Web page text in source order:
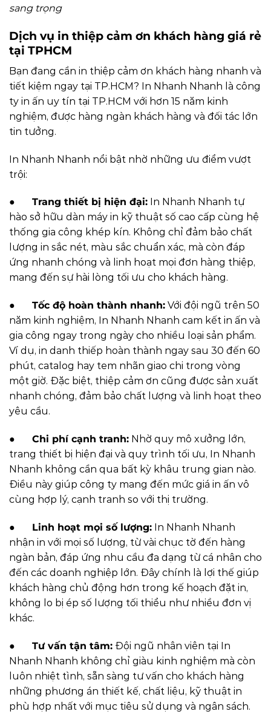
sang trọng
Dịch vụ in thiệp cảm ơn khách hàng giá rẻ
tại TPHCM
Bạn đang cần in thiệp cảm ơn khách hàng nhanh và
tiết kiệm ngay tại TP.HCM? In Nhanh Nhanh là công
ty in ấn uy tín tại TP.HCM với hơn 15 năm kinh
nghiệm, được hàng ngàn khách hàng và đối tác lớn
tin tưởng.
In Nhanh Nhanh nổi bật nhờ những ưu điểm vượt
trội:
● Trang thiết bị hiện đại: In Nhanh Nhanh tự
hào sở hữu dàn máy in kỹ thuật số cao cấp cùng hệ
thống gia công khép kín. Không chỉ đảm bảo chất
lượng in sắc nét, màu sắc chuẩn xác, mà còn đáp
ứng nhanh chóng và linh hoạt mọi đơn hàng thiệp,
mang đến sự hài lòng tối ưu cho khách hàng.
● Tốc độ hoàn thành nhanh: Với đội ngũ trên 50
năm kinh nghiệm, In Nhanh Nhanh cam kết in ấn và
gia công ngay trong ngày cho nhiều loại sản phẩm.
Ví dụ, in danh thiếp hoàn thành ngay sau 30 đến 60
phút, catalog hay tem nhãn giao chi trong vòng
một giờ. Đặc biệt, thiệp cảm ơn cũng được sản xuất
nhanh chóng, đảm bảo chất lượng và linh hoạt theo
yêu cầu.
● Chi phí cạnh tranh: Nhờ quy mô xưởng lớn,
trang thiết bị hiện đại và quy trình tối ưu, In Nhanh
Nhanh không cần qua bất kỳ khâu trung gian nào.
Điều này giúp công ty mang đến mức giá in ấn vô
cùng hợp lý, cạnh tranh so với thị trường.
● Linh hoạt mọi số lượng: In Nhanh Nhanh
nhận in với mọi số lượng, từ vài chục tờ đến hàng
ngàn bản, đáp ứng nhu cầu đa dạng từ cá nhân cho
đến các doanh nghiệp lớn. Đây chính là lợi thế giúp
khách hàng chủ động hơn trong kế hoạch đặt in,
không lo bị ép số lượng tối thiểu như nhiều đơn vị
khác.
● Tư vấn tận tâm: Đội ngũ nhân viên tại In
Nhanh Nhanh không chỉ giàu kinh nghiệm mà còn
luôn nhiệt tình, sẵn sàng tư vấn cho khách hàng
những phương án thiết kế, chất liệu, kỹ thuật in
phù hợp nhất với mục tiêu sử dụng và ngân sách.